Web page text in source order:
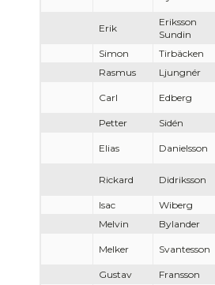
Erik
Eriksson
Sundin
Simon Tirbäcken
Rasmus
Ljungnér
Carl Edberg
Petter
Sidén
Elias Danielsson
Rickard Didriksson
Isac
Wiberg
Melvin
Bylander
Melker Svantesson
Gustav
Fransson